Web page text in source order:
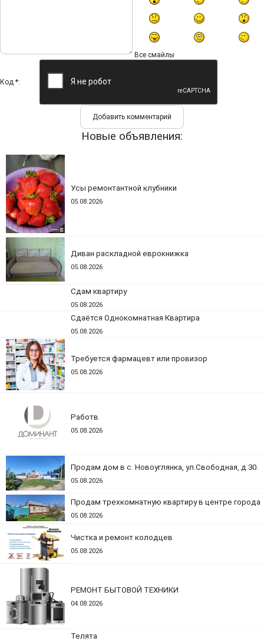
Все смайлы
Код *:
Новые объявления:
Усы ремонтантной клубники
05.08.2026
Диван раскладной еврокнижка
05.08.2026
Сдам квартиру
05.08.2026
Сдаётся Однокомнатная Квартира
05.08.2026
Требуется фармацевт или провизор
05.08.2026
Работв
05.08.2026
Продам дом в с. Новоуглянка, ул.Свободная, д.30.
05.08.2026
Продам трехкомнатную квартиру в центре города
05.08.2026
Чистка и ремонт колодцев
05.08.2026
РЕМОНТ БЫТОВОЙ ТЕХНИКИ
04.08.2026
Телята